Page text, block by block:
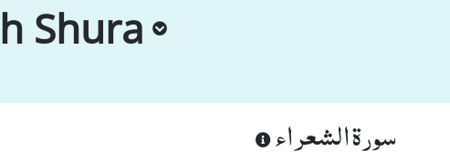
Shura
سورة الشعراء